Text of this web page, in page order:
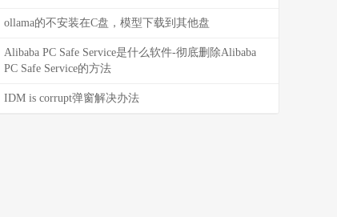
ollama的不安装在C盘，模型下载到其他盘
Alibaba PC Safe Service是什么软件-彻底删除Alibaba
PC Safe Service的方法
IDM is corrupt弹窗解决办法